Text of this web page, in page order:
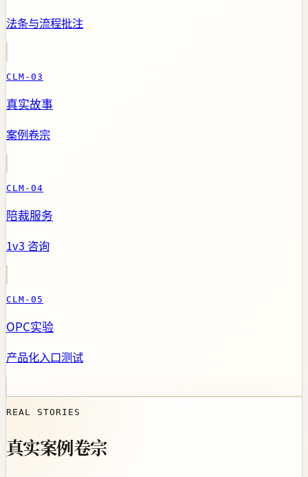
法条与流程批注
CLM-03
真实故事
案例卷宗
CLM-04
陪裁服务
1v3 咨询
CLM-05
OPC实验
产品化入口测试
REAL STORIES
真实案例卷宗